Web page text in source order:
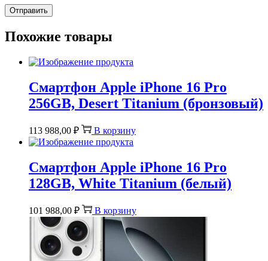
Похожие товары
Смартфон Apple iPhone 16 Pro
256GB, Desert Titanium (бронзовый)
113 988,00 ₽ В корзину
Смартфон Apple iPhone 16 Pro
128GB, White Titanium (белый)
101 988,00 ₽ В корзину